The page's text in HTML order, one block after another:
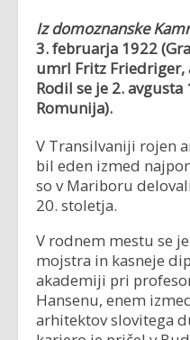
Iz domoznanske
3. februarja 1922
umrl Fritz
Rodil se je 2. avgusta
Romunija).
V Transilvaniji rojen
bil eden izmed
so v Mariboru
20. stoletja.
V rodnem mestu se
mojstra in kasneje
akademiji pri
Hansenu, enem
arhitektov slovitega